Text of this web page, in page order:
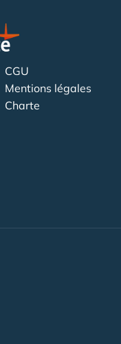
CGU
Mentions légales
Charte